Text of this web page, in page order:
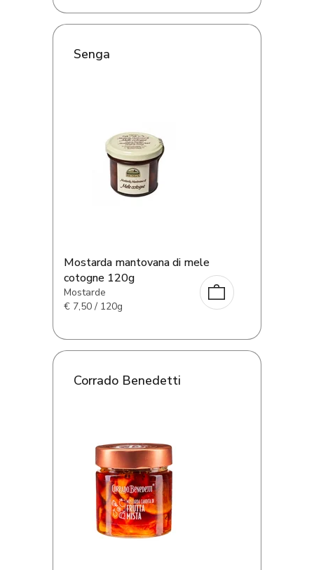
Senga
Mostarda mantovana di mele
cotogne 120g
Mostarde
€ 7,50 / 120g
Corrado Benedetti